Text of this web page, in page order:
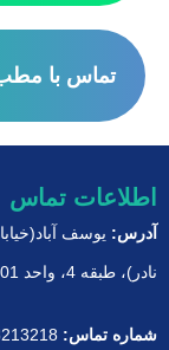
تماس با
اطلاعات تماس
آدرس:
نادر)، طبقه 4، واحد 401
شماره تماس: 021